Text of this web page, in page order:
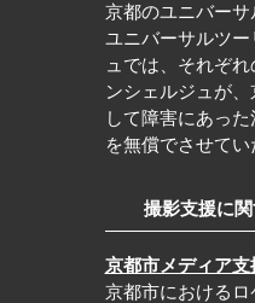
京都のユニバーサ
ユニバーサルツ
ュでは、それぞ
ンシェルジュが
して障害にあっ
を無償でさせてい
撮影支援に
京都市メディア支
京都市における